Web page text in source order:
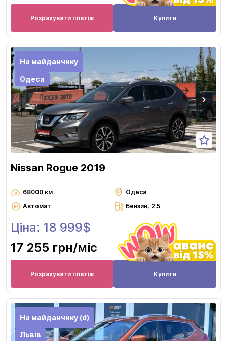
Розрахувати платіж Купити
На майданчику
Одеса
Nissan Rogue 2019
68000 км
Одеса
Автомат
Бензин, 2.5
Ціна: 18 999$
17 255 грн/міс
Розрахувати платіж Купити
На майданчику (d)
Львів